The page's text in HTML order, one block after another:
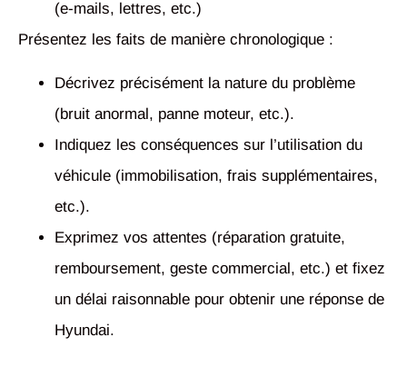
(e-mails, lettres, etc.)
Présentez les faits de manière chronologique :
Décrivez précisément la nature du problème
(bruit anormal, panne moteur, etc.).
Indiquez les conséquences sur l’utilisation du
véhicule (immobilisation, frais supplémentaires,
etc.).
Exprimez vos attentes (réparation gratuite,
remboursement, geste commercial, etc.) et fixez
un délai raisonnable pour obtenir une réponse de
Hyundai.